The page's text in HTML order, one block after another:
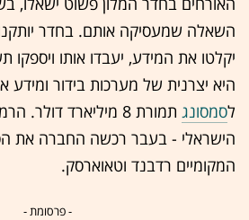
השאלה שמעסיקה אותם. בחדר
יקלטו את המידע, יעבדו אותו ויספקו
היא יצרנית של מערכות בידור
לסמסונג
תמורת 8 מיליארד
הישראלי - בעבר רכשה החברה את
המקומיים רדבנד וטאוארסק.
- פרסומת -